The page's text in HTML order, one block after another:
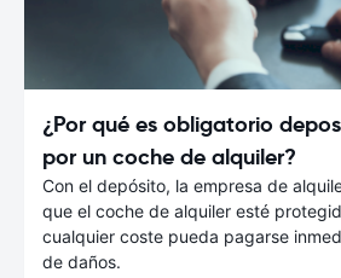
¿Por qué es obligatorio
por un coche de alquiler?
Con el depósito, la empresa de
que el coche de alquiler esté
cualquier coste pueda pagarse
de daños.